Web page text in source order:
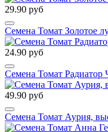
29.90 руб
Семена Томат Золотое
24.90 руб
Семена Томат Радиатор
49.90 руб
Семена Томат Аурия,